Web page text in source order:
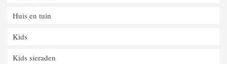
Huis en tuin
Kids
Kids sieraden